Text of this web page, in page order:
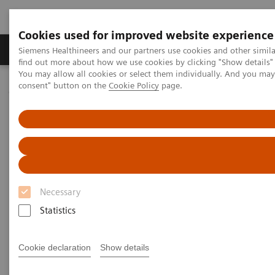
Cookies used for improved website experience
Siemens Healthineers and our partners use cookies and other
find out more about how we use cookies by clicking "Show
You may allow all cookies or select them individually. And you
consent" button on the Cookie Policy page.
Necessary
Statistics
Cookie declaration Show details
Продукція та сервіси Клінічні галузі
Домашня Послуги IT Standards IHE - Fluoroscopy
IHE - Fluoroscopy
Go back to IHE overview